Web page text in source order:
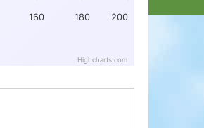
160 180 200
Highcharts.com